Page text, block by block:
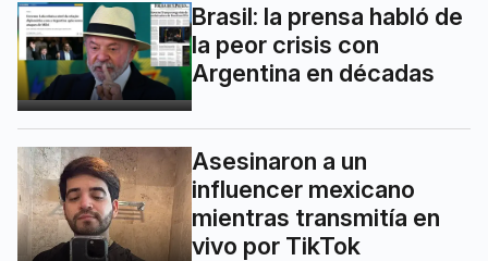
Brasil: la prensa habló de
la peor crisis con
Argentina en décadas
Asesinaron a un
influencer mexicano
mientras transmitía en
vivo por TikTok